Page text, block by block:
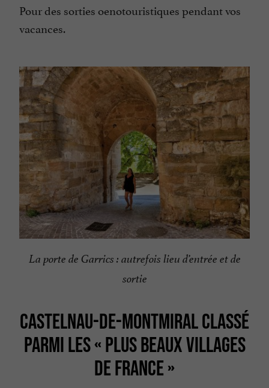
Pour des sorties oenotouristiques pendant vos
vacances.
La porte de Garrics : autrefois lieu d’entrée et de
sortie
CASTELNAU-DE-MONTMIRAL CLASSÉ
PARMI LES « PLUS BEAUX VILLAGES
DE FRANCE »